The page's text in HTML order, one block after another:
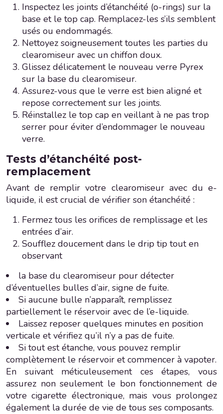
Inspectez les joints d’étanchéité (o-rings) sur la
base et le top cap. Remplacez-les s’ils semblent
usés ou endommagés.
Nettoyez soigneusement toutes les parties du
clearomiseur avec un chiffon doux.
Glissez délicatement le nouveau verre Pyrex
sur la base du clearomiseur.
Assurez-vous que le verre est bien aligné et
repose correctement sur les joints.
Réinstallez le top cap en veillant à ne pas trop
serrer pour éviter d’endommager le nouveau
verre.
Tests d’étanchéité post-
remplacement
Avant de remplir votre clearomiseur avec du e-
liquide, il est crucial de vérifier son étanchéité :
Fermez tous les orifices de remplissage et les
entrées d’air.
Soufflez doucement dans le drip tip tout en
observant
la base du clearomiseur pour détecter
d’éventuelles bulles d’air, signe de fuite.
Si aucune bulle n’apparaît, remplissez
partiellement le réservoir avec de l’e-liquide.
Laissez reposer quelques minutes en position
verticale et vérifiez qu’il n’y a pas de fuite.
Si tout est étanche, vous pouvez remplir
complètement le réservoir et commencer à vapoter.
En suivant méticuleusement ces étapes, vous
assurez non seulement le bon fonctionnement de
votre cigarette électronique, mais vous prolongez
également la durée de vie de tous ses composants.